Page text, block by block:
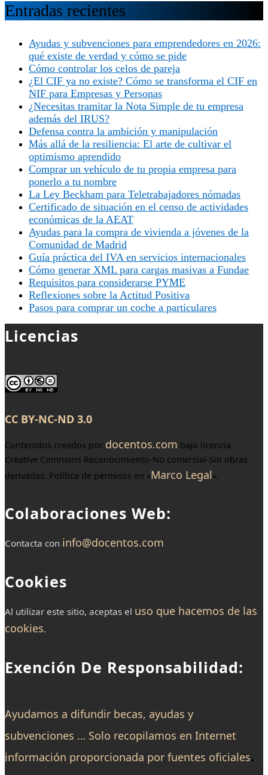
Entradas recientes
Ayudas y subvenciones para emprendedores en 2026:
qué existe de verdad y cómo se pide
Cómo controlar los celos de pareja
¿El CIF ya no existe? Cómo se transforma el CIF en
NIF para Empresas y Personas
¿Necesitas tramitar la Nota Simple de tu empresa
además del IRUS?
Defensa contra la ambición y manipulación
Más allá de la resiliencia: El arte de cultivar el
optimismo aprendido
Comprar un vehículo de tu propia empresa para
ponerlo a tu nombre
La Ley Beckham para Teletrabajadores nómadas
Certificado de situación en el censo de actividades
económicas de la AEAT
Ayudas para la compra de vivienda a jóvenes de la
Comunidad de Madrid
Guía práctica del IVA en servicios internacionales
Cómo generar XML para cargas masivas a Fundae
Requisitos para considerarse PYME
Reflexiones sobre la Actitud Positiva
Pasos para comprar un coche a particulares
Licencias
CC BY-NC-ND 3.0
Contenidos creados por docentos.com bajo licencia
Creative Commons Reconocimiento-No comercial-Sin obras
derivadas. Política de permisos en «Marco Legal».
Colaboraciones Web:
Contacta con info@docentos.com
Cookies
Al utilizar este sitio, aceptas el uso que hacemos de las
cookies.
Exención De Responsabilidad:
Ayudamos a difundir becas, ayudas y
subvenciones … Solo recopilamos en Internet
información proporcionada por fuentes oficiales.